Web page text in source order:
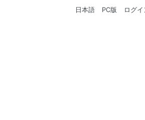
日本語 PC版 ログイ